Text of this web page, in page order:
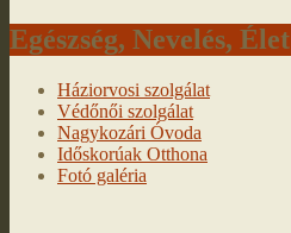
Egészség, Nevelés, Élet
Háziorvosi szolgálat
Védőnői szolgálat
Nagykozári Óvoda
Időskorúak Otthona
Fotó galéria